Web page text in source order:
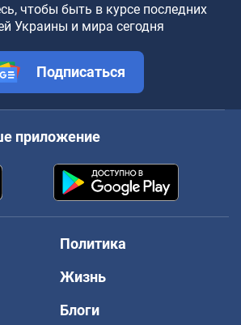
чтобы быть в курсе последних
Украины и мира сегодня
Подписаться
приложение
Политика
Жизнь
Блоги